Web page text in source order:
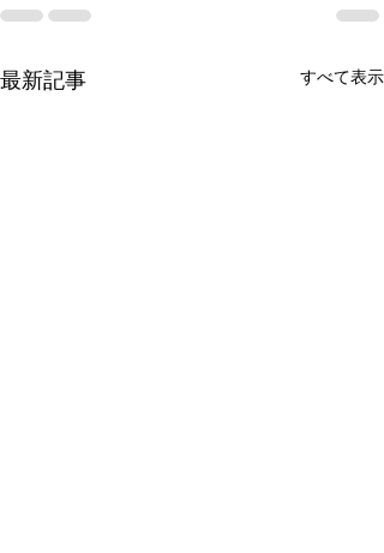
最新記事 すべて表示